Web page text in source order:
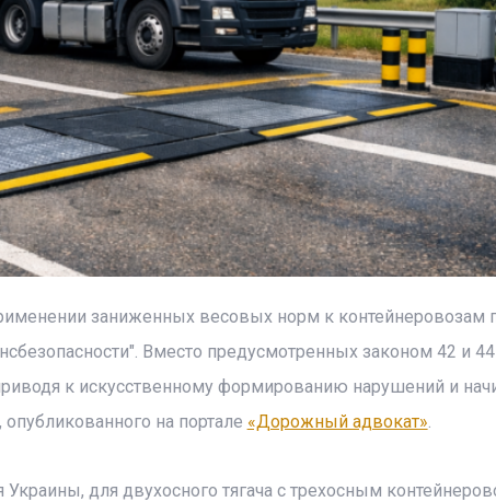
заниженных весовых норм к контейнеровозам
Вместо предусмотренных законом 42 и 44
к искусственному формированию нарушений и
на портале «Дорожный адвокат».
для двухосного тягача с трехосным